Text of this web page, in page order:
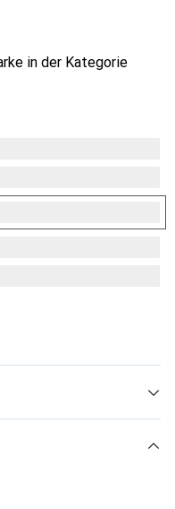
in der Kategorie